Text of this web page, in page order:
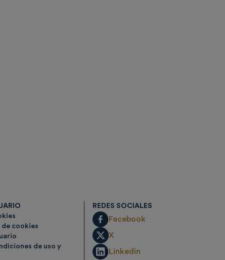
cookies
de uso y
REDES SOCIALES
Facebook
X
Linkedin